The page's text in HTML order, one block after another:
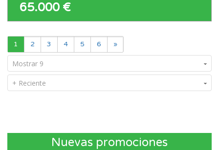
65.000 €
1 2 3 4 5 6 »
Mostrar 9
+ Reciente
Nuevas promociones